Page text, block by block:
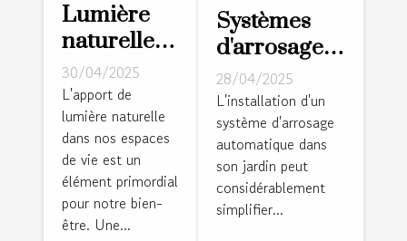
Lumière
naturelle
maximiser
l'éclairage
dans votre
maison
grâce à des
astuces de
rénovation
30/04/2025
L'apport de
lumière naturelle
dans nos espaces
de vie est un
élément primordial
pour notre bien-
être. Une...
Systèmes
d'arrosage
automatique
pour jardins
conseils
pratiques
pour une
installation
28/04/2025
L'installation d'un
système d'arrosage
automatique dans
son jardin peut
considérablement
simplifier...